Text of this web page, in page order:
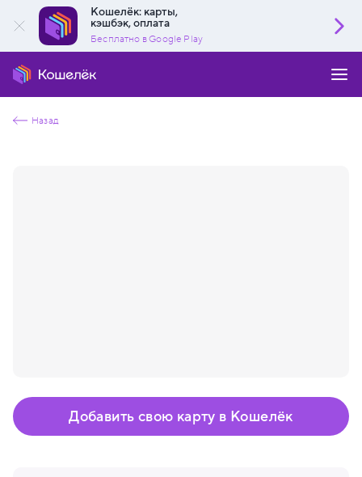
Кошелёк: карты,
кэшбэк, оплата
Бесплатно в Google Play
Назад
Добавить свою карту в Кошелёк